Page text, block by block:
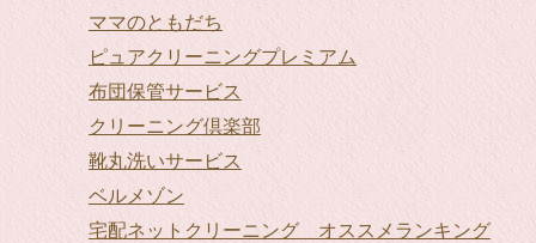
ママのともだち
ピュアクリーニングプレミアム
布団保管サービス
クリーニング倶楽部
靴丸洗いサービス
ベルメゾン
宅配ネットクリーニング オススメランキング